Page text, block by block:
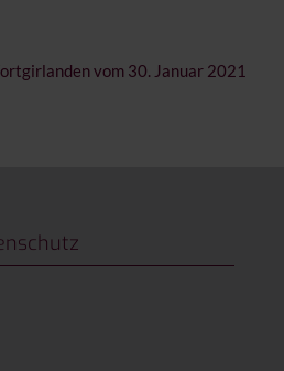
vom 30. Januar 2021